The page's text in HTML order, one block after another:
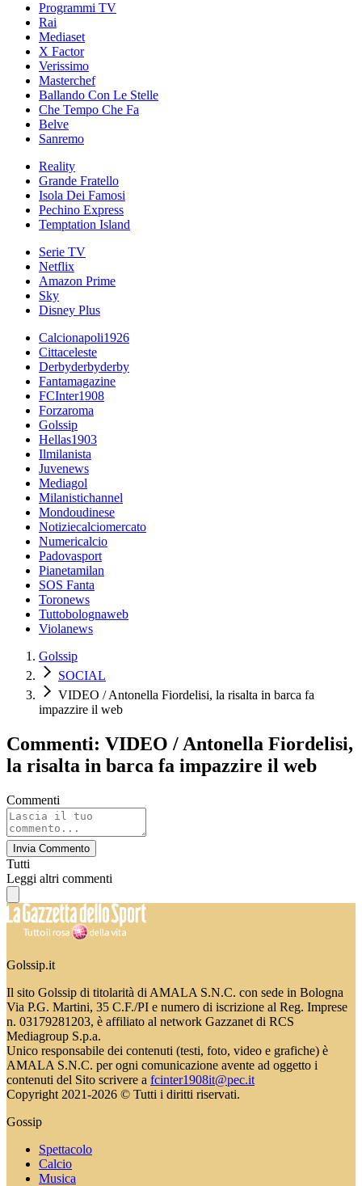
Programmi TV
Rai
Mediaset
X Factor
Verissimo
Masterchef
Ballando Con Le Stelle
Che Tempo Che Fa
Belve
Sanremo
Reality
Grande Fratello
Isola Dei Famosi
Pechino Express
Temptation Island
Serie TV
Netflix
Amazon Prime
Sky
Disney Plus
Calcionapoli1926
Cittaceleste
Derbyderbyderby
Fantamagazine
FCInter1908
Forzaroma
Golssip
Hellas1903
Ilmilanista
Juvenews
Mediagol
Milanistichannel
Mondoudinese
Notiziecalciomercato
Numericalcio
Padovasport
Pianetamilan
SOS Fanta
Toronews
Tuttobolognaweb
Violanews
Golssip
SOCIAL
VIDEO / Antonella Fiordelisi, la risalta in barca fa
impazzire il web
Commenti: VIDEO / Antonella Fiordelisi,
la risalta in barca fa impazzire il web
Commenti
Invia Commento
Tutti
Leggi altri commenti
Golssip.it
Il sito Golssip di titolarità di AMALA S.N.C. con sede in Bologna
Via P.G. Martini, 35 C.F./PI e numero di iscrizione al Reg. Imprese
n. 03179281203, è affiliato al network Gazzanet di RCS
Mediagroup S.p.a.
Unico responsabile dei contenuti (testi, foto, video e grafiche) è
AMALA S.N.C. per ogni comunicazione avente ad oggetto i
contenuti del Sito scrivere a fcinter1908it@pec.it
Copyright 2021-2026 © Tutti i diritti riservati.
Gossip
Spettacolo
Calcio
Musica